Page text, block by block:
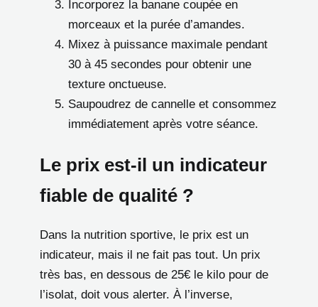
Incorporez la banane coupée en
morceaux et la purée d’amandes.
Mixez à puissance maximale pendant
30 à 45 secondes pour obtenir une
texture onctueuse.
Saupoudrez de cannelle et consommez
immédiatement après votre séance.
Le prix est-il un indicateur
fiable de qualité ?
Dans la nutrition sportive, le prix est un
indicateur, mais il ne fait pas tout. Un prix
très bas, en dessous de 25€ le kilo pour de
l’isolat, doit vous alerter. À l’inverse,